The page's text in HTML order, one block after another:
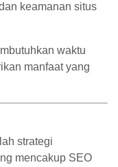
keamanan situs
waktu
manfaat yang
strategi
mencakup SEO